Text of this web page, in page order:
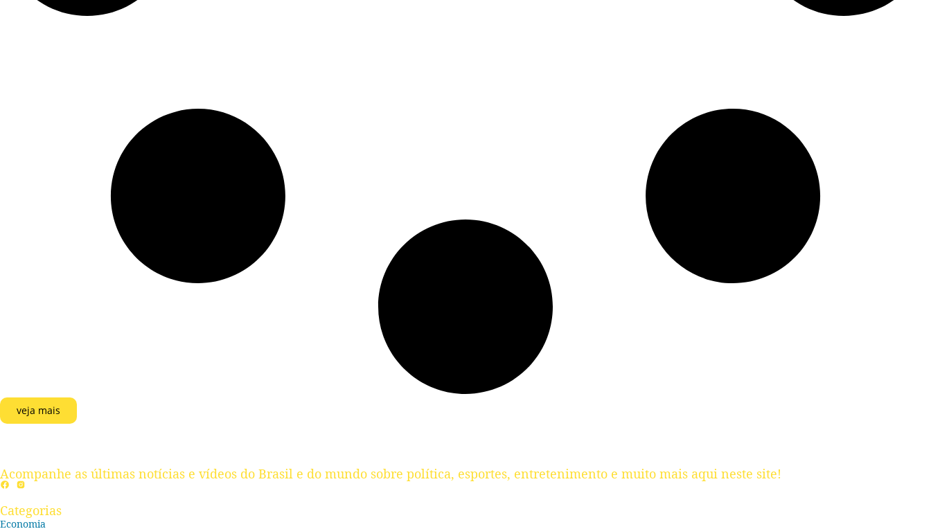
veja mais
Acompanhe as últimas notícias e vídeos do Brasil e do mundo sobre política, esportes, entretenimento e muito mais aqui neste site!
Categorias
Economia